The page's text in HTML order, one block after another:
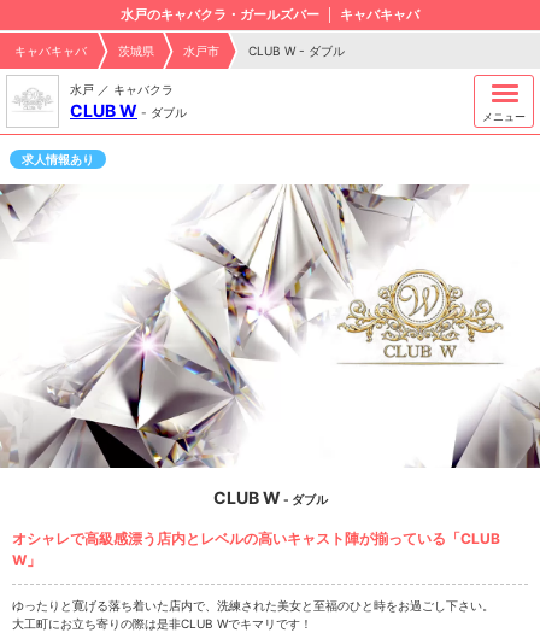
水戸のキャバクラ・ガールズバー キャバキャバ
キャバキャバ 茨城県 水戸市 CLUB W - ダブル
水戸 ／ キャバクラ
CLUB W - ダブル メニュー
求人情報あり
CLUB W - ダブル
オシャレで高級感漂う店内とレベルの高いキャスト陣が揃っている「CLUB
W」
ゆったりと寛げる落ち着いた店内で、洗練された美女と至福のひと時をお過ごし下さい。
大工町にお立ち寄りの際は是非CLUB Wでキマリです！